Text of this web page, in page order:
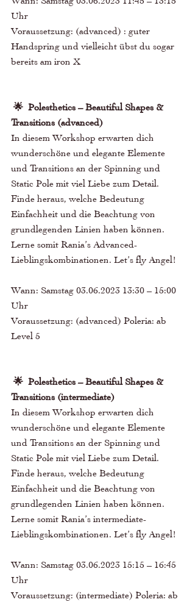
Uhr
Voraussetzung: (advanced) : guter
Handspring und vielleicht übst du sogar
bereits am iron X
Transitions (advanced)
In diesem Workshop erwarten dich
wunderschöne und elegante Elemente
und Transitions an der Spinning und
Static Pole mit viel Liebe zum Detail.
Finde heraus, welche Bedeutung
Einfachheit und die Beachtung von
grundlegenden Linien haben können.
Lerne somit Rania’s Advanced-
Lieblingskombinationen. Let’s fly Angel!
Wann: Samstag 03.06.2023 13:30 – 15:00
Uhr
Voraussetzung: (advanced) Poleria: ab
Level 5
Transitions (intermediate)
In diesem Workshop erwarten dich
wunderschöne und elegante Elemente
und Transitions an der Spinning und
Static Pole mit viel Liebe zum Detail.
Finde heraus, welche Bedeutung
Einfachheit und die Beachtung von
grundlegenden Linien haben können.
Lerne somit Rania’s intermediate-
Lieblingskombinationen. Let’s fly Angel!
Wann: Samstag 03.06.2023 15:15 – 16:45
Uhr
Voraussetzung: (intermediate) Poleria: ab